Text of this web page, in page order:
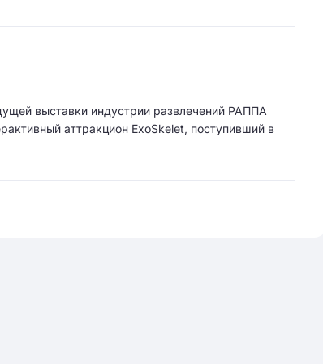
выставки индустрии развлечений РАППА
аттракцион ExoSkelet, поступивший в